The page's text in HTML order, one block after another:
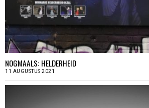
NOGMAALS: HELDERHEID
11 AUGUSTUS 2021